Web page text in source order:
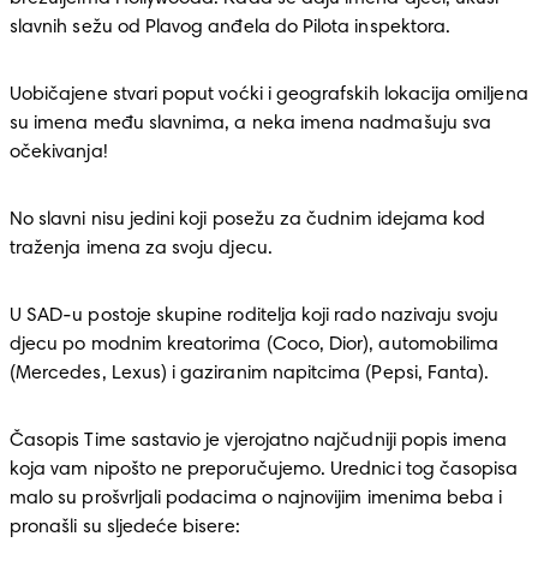
slavnih sežu od Plavog anđela do Pilota inspektora.
Uobičajene stvari poput voćki i geografskih lokacija omiljena
su imena među slavnima, a neka imena nadmašuju sva
očekivanja!
No slavni nisu jedini koji posežu za čudnim idejama kod
traženja imena za svoju djecu.
U SAD-u postoje skupine roditelja koji rado nazivaju svoju
djecu po modnim kreatorima (Coco, Dior), automobilima
(Mercedes, Lexus) i gaziranim napitcima (Pepsi, Fanta).
Časopis Time sastavio je vjerojatno najčudniji popis imena
koja vam nipošto ne preporučujemo. Urednici tog časopisa
malo su prošvrljali podacima o najnovijim imenima beba i
pronašli su sljedeće bisere: